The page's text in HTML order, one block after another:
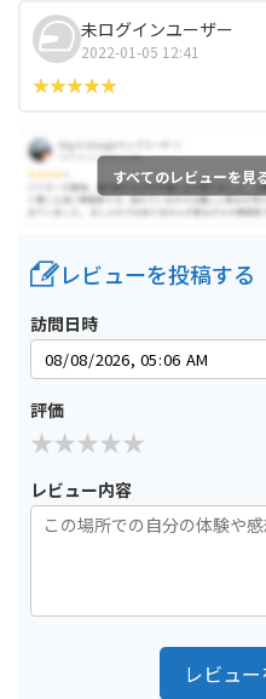
未ログインユーザー
2022-01-05 12:41
すべてのレビューを見
レビューを投稿する
訪問日時
評価
レビュー内容
レビュ